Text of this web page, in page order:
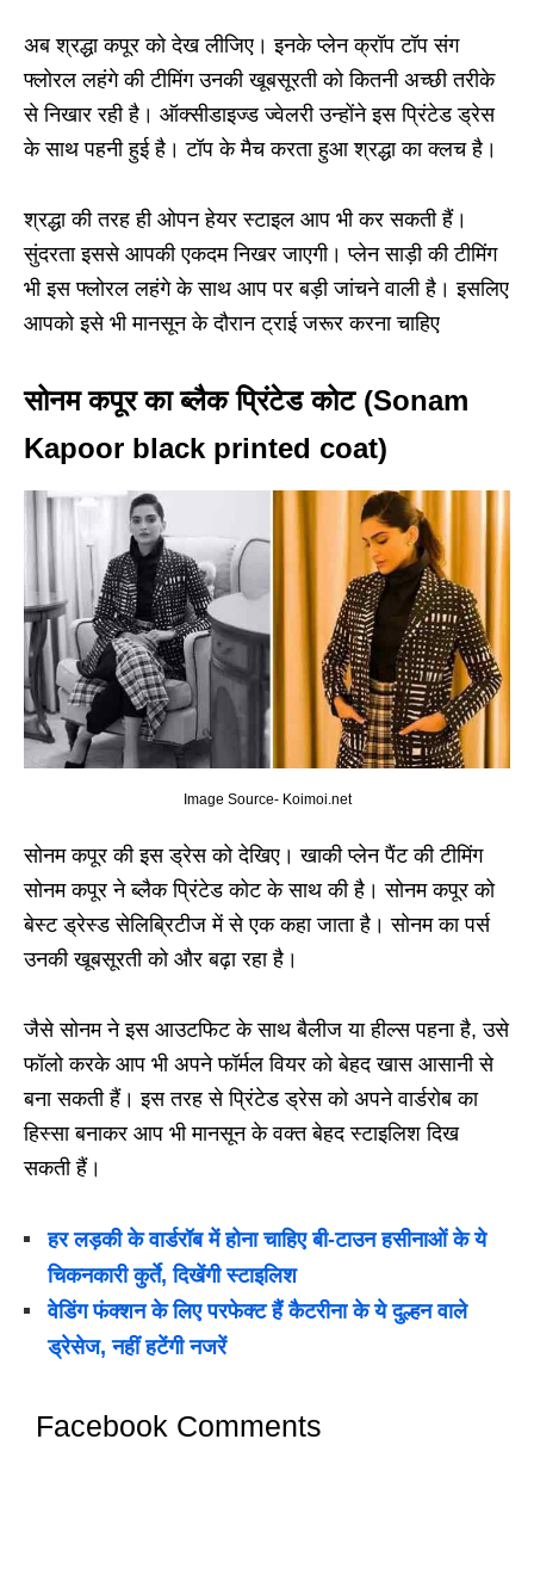
अब श्रद्धा कपूर को देख लीजिए। इनके प्लेन क्रॉप टॉप संग
फ्लोरल लहंगे की टीमिंग उनकी खूबसूरती को कितनी अच्छी तरीके
से निखार रही है। ऑक्सीडाइज्ड ज्वेलरी उन्होंने इस प्रिंटेड ड्रेस
के साथ पहनी हुई है। टॉप के मैच करता हुआ श्रद्धा का क्लच है।
श्रद्धा की तरह ही ओपन हेयर स्टाइल आप भी कर सकती हैं।
सुंदरता इससे आपकी एकदम निखर जाएगी। प्लेन साड़ी की टीमिंग
भी इस फ्लोरल लहंगे के साथ आप पर बड़ी जांचने वाली है। इसलिए
आपको इसे भी मानसून के दौरान ट्राई जरूर करना चाहिए
सोनम कपूर का ब्लैक प्रिंटेड कोट (Sonam
Kapoor black printed coat)
Image Source- Koimoi.net
सोनम कपूर की इस ड्रेस को देखिए। खाकी प्लेन पैंट की टीमिंग
सोनम कपूर ने ब्लैक प्रिंटेड कोट के साथ की है। सोनम कपूर को
बेस्ट ड्रेस्ड सेलिब्रिटीज में से एक कहा जाता है। सोनम का पर्स
उनकी खूबसूरती को और बढ़ा रहा है।
जैसे सोनम ने इस आउटफिट के साथ बैलीज या हील्स पहना है, उसे
फॉलो करके आप भी अपने फॉर्मल वियर को बेहद खास आसानी से
बना सकती हैं। इस तरह से प्रिंटेड ड्रेस को अपने वार्डरोब का
हिस्सा बनाकर आप भी मानसून के वक्त बेहद स्टाइलिश दिख
सकती हैं।
हर लड़की के वार्डरॉब में होना चाहिए बी-टाउन हसीनाओं के ये
चिकनकारी कुर्ते, दिखेंगी स्टाइलिश
वेडिंग फंक्शन के लिए परफेक्ट हैं कैटरीना के ये दुल्हन वाले
ड्रेसेज, नहीं हटेंगी नजरें
Facebook Comments